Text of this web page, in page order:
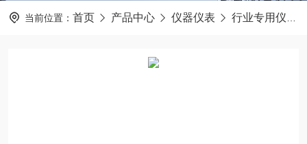
当前位置： 首页 产品中心 仪器仪表 行业专用仪器仪表